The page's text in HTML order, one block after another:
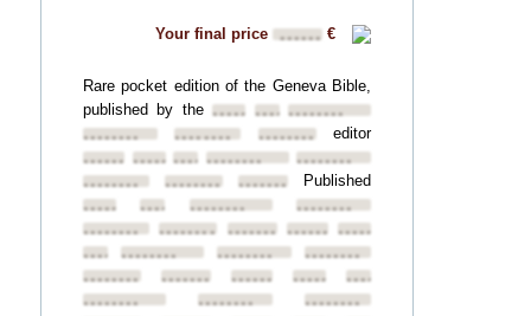
Your final price •••••• €
Rare pocket edition of the Geneva Bible,
published by the••••••••••••••••••••••••
••••••••
•••••••• •••••••• editor
••••••••••••••••••••••••••••••••
••••••••
••••••••
•••••••• •••••••• Published
••••••••••••••••••••••••
••••••••
••••••••
•••••••• •••••••• ••••••••••••••••
•••••••••••••••• ••••••••
••••••••
••••••••
•••••••• •••••••• ••••••••••••••••
••••••••
••••••••
••••••••